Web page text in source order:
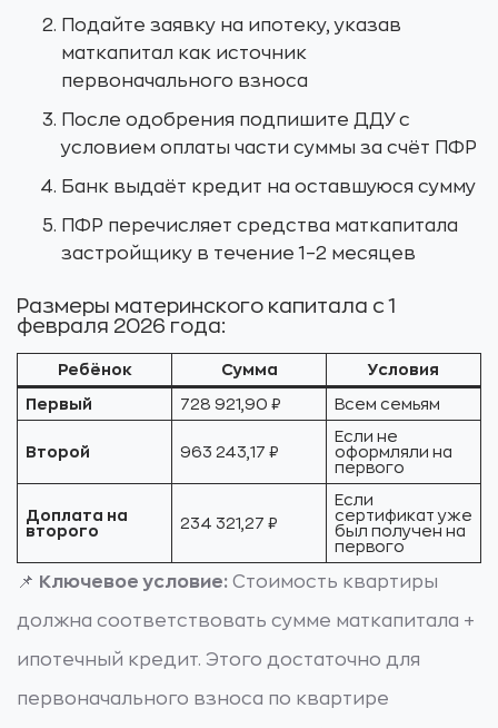
Подайте заявку на ипотеку, указав
маткапитал как источник
первоначального взноса
После одобрения подпишите ДДУ с
условием оплаты части суммы за счёт ПФР
Банк выдаёт кредит на оставшуюся сумму
ПФР перечисляет средства маткапитала
застройщику в течение 1–2 месяцев
Размеры материнского капитала с 1
февраля 2026 года:
Ребёнок Сумма Условия
Первый 728 921,90 ₽ Всем семьям
Второй 963 243,17 ₽
Если не
оформляли на
первого
Доплата на
второго
234 321,27 ₽
Если
сертификат уже
был получен на
первого
📌 Ключевое условие: Стоимость квартиры
должна соответствовать сумме маткапитала +
ипотечный кредит. Этого достаточно для
первоначального взноса по квартире